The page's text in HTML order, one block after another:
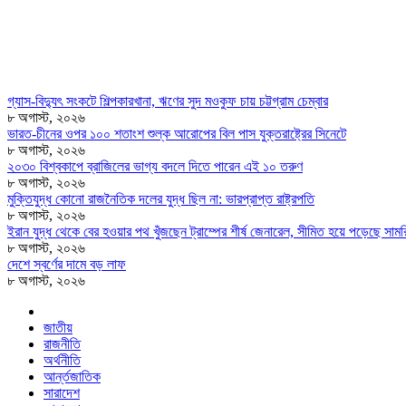
গ্যাস-বিদ্যুৎ সংকটে শিল্পকারখানা, ঋণের সুদ মওকুফ চায় চট্টগ্রাম চেম্বার
৮ অগাস্ট, ২০২৬
ভারত-চীনের ওপর ১০০ শতাংশ শুল্ক আরোপের বিল পাস যুক্তরাষ্ট্রের সিনেটে
৮ অগাস্ট, ২০২৬
২০৩০ বিশ্বকাপে ব্রাজিলের ভাগ্য বদলে দিতে পারেন এই ১০ তরুণ
৮ অগাস্ট, ২০২৬
মুক্তিযুদ্ধ কোনো রাজনৈতিক দলের যুদ্ধ ছিল না: ভারপ্রাপ্ত রাষ্ট্রপতি
৮ অগাস্ট, ২০২৬
ইরান যুদ্ধ থেকে বের হওয়ার পথ খুঁজছেন ট্রাম্পের শীর্ষ জেনারেল, সীমিত হয়ে পড়েছে
৮ অগাস্ট, ২০২৬
দেশে স্বর্ণের দামে বড় লাফ
৮ অগাস্ট, ২০২৬
জাতীয়
রাজনীতি
অর্থনীতি
আর্ন্তজাতিক
সারাদেশ